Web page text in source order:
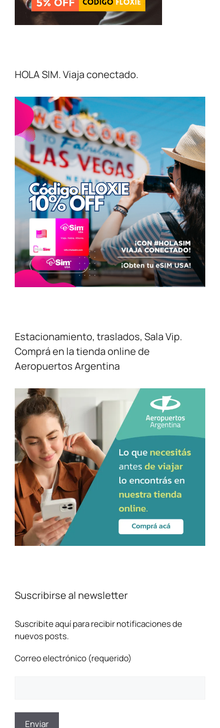
HOLA SIM. Viaja conectado.
Estacionamiento, traslados, Sala Vip.
Comprá en la tienda online de
Aeropuertos Argentina
Suscribirse al newsletter
Suscribite aquí para recibir notificaciones de
nuevos posts.
Correo electrónico (requerido)